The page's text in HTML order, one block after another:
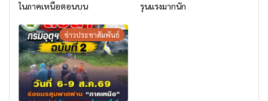
ในภาคเหนือตอนบน
รุนแรงมากนัก
ข่าวประชาสัมพันธ์